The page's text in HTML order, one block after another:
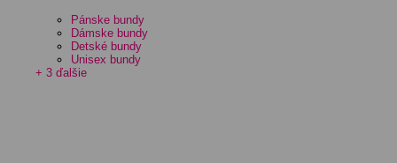
Pánske bundy
Dámske bundy
Detské bundy
Unisex bundy
+ 3 ďalšie